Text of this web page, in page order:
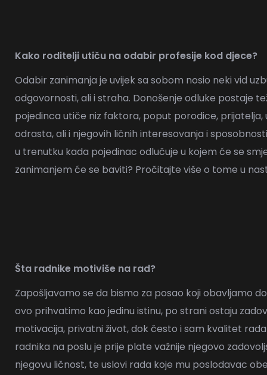
Kako roditelji utiču na odabir profesije kod djece?
Odabir zanimanja je uvijek sa sobom nosio neki vid
odgovornosti, ali i straha. Donošenje odluke postaje
pojedinca utiče niz faktora, poput porodice, prijatelja,
odrasta, ali i njegovih ličnih interesovanja i
u trenutku kada pojedinac odlučuje u kojem će se
zanimanjem će se baviti? Pročitajte više o tome u
Šta radnike motiviše na rad?
Zapošljavamo se da bismo za posao koji obavljamo
ovo prihvatimo kao jedinu istinu, po strani ostaju
motivacija, privatni život, dok često i sam kvalitet
radnika na poslu je prije plate važnije njegovo
njegovu ličnost, te uslovi rada koje mu poslodavac